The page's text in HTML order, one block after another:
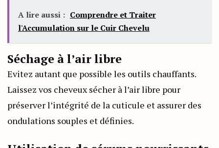
A lire aussi : Comprendre et Traiter
l'Accumulation sur le Cuir Chevelu
Séchage à l’air libre
Evitez autant que possible les outils chauffants.
Laissez vos cheveux sécher à l’air libre pour
préserver l’intégrité de la cuticule et assurer des
ondulations souples et définies.